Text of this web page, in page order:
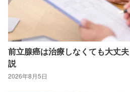
前立腺癌は治療しなくても大丈
説
2026年8月5日